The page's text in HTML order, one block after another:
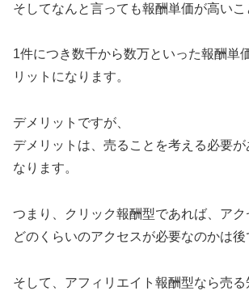
そしてなんと言っても報酬単価が高いこ
1件につき数千から数万といった報酬単
リットになります。
デメリットですが、
デメリットは、売ることを考える必要
なります。
つまり、クリック報酬型であれば、アク
どのくらいのアクセスが必要なのかは後
そして、アフィリエイト報酬型なら売る